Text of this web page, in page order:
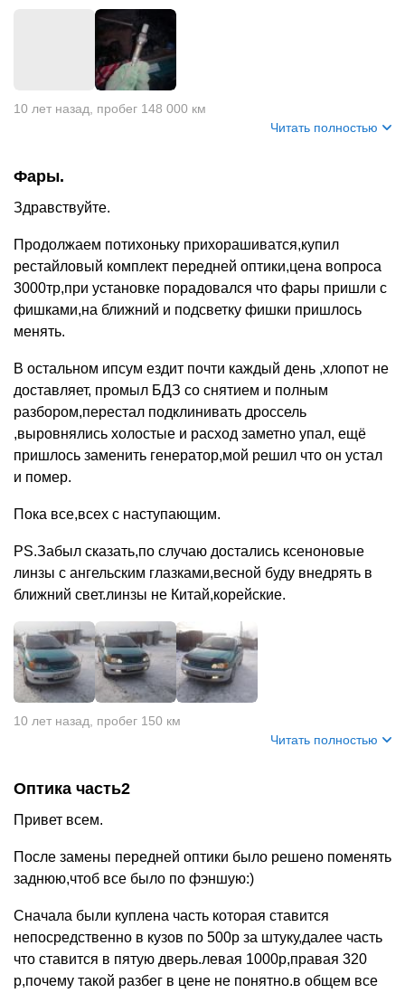
10 лет назад
пробег 148 000 км
Читать полностью
Фары.
Здравствуйте.
Продолжаем потихоньку прихорашиватся,купил
рестайловый комплект передней оптики,цена вопроса
3000тр,при установке порадовался что фары пришли с
фишками,на ближний и подсветку фишки пришлось
менять.
В остальном ипсум ездит почти каждый день ,хлопот не
доставляет, промыл БДЗ со снятием и полным
разбором,перестал подклинивать дроссель
,выровнялись холостые и расход заметно упал, ещё
пришлось заменить генератор,мой решил что он устал
и помер.
Пока все,всех с наступающим.
РS.Забыл сказать,по случаю достались ксеноновые
линзы с ангельским глазками,весной буду внедрять в
ближний свет.линзы не Китай,корейские.
+
10 лет назад
пробег 150 км
Читать полностью
Оптика часть2
Привет всем.
После замены передней оптики было решено поменять
заднюю,чтоб все было по фэншую:)
Сначала были куплена часть которая ставится
непосредственно в кузов по 500р за штуку,далее часть
что ставится в пятую дверь.левая 1000р,правая 320
р,почему такой разбег в цене не понятно.в общем все